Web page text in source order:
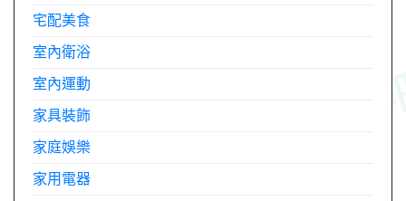
宅配美食
室內衛浴
室內運動
家具裝飾
家庭娛樂
家用電器